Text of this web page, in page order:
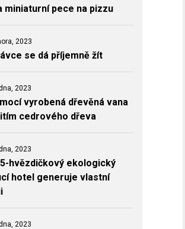
miniaturní pece na pizzu
2023
se dá příjemně žít
2023
vyrobená dřevěná vana
cedrového dřeva
2023
hvězdičkový ekologický
hotel generuje vlastní
2023